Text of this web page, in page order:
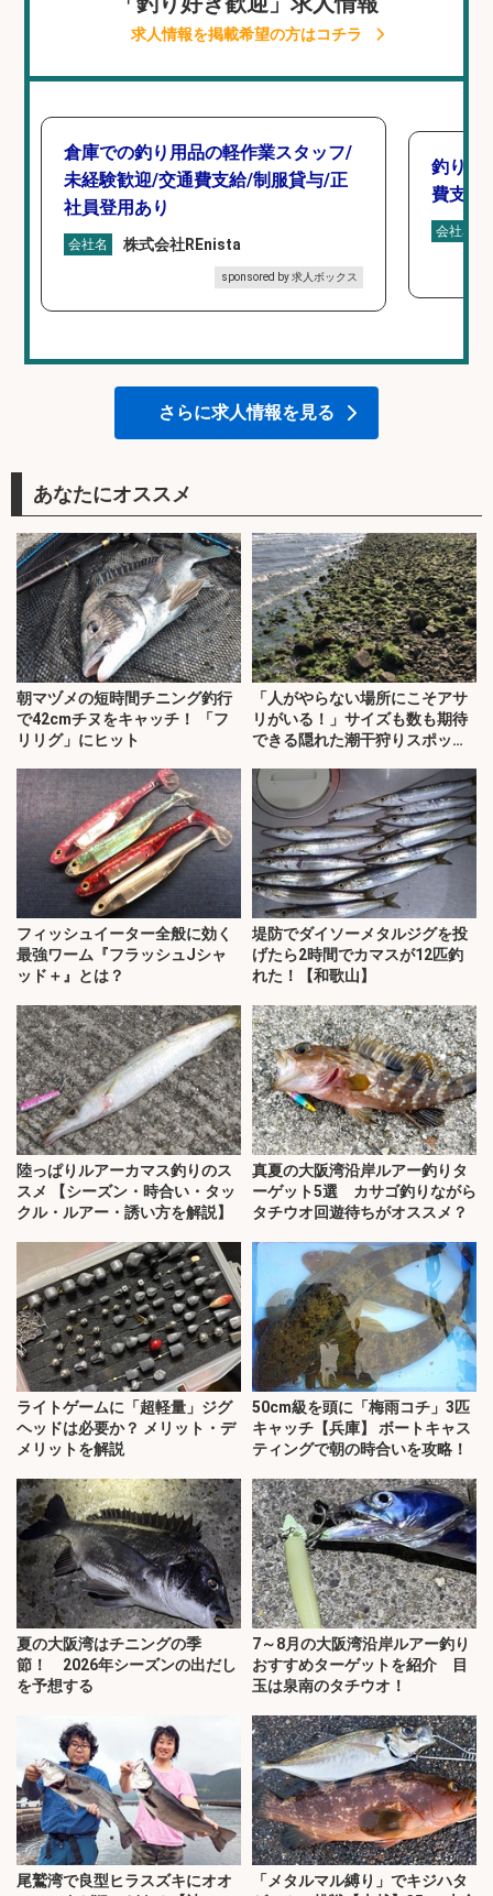
求人情報を掲載希望の方はコチラ
倉庫での釣り用品の軽作業スタッフ/
未経験歓迎/交通費支給/制服貸与/正
社員登用あり
会社名 株式会社REnista
sponsored by 求人ボックス
釣り具
費支給
会社名
さらに求人情報を見る
あなたにオススメ
朝マヅメの短時間チニング釣行
で42cmチヌをキャッチ！ 「フ
リリグ」にヒット
「人がやらない場所にこそアサ
リがいる！」サイズも数も期待
できる隠れた潮干狩りスポット
フィッシュイーター全般に効く
最強ワーム『フラッシュJシャ
ッド＋』とは？
堤防でダイソーメタルジグを投
げたら2時間でカマスが12匹釣
れた！【和歌山】
陸っぱりルアーカマス釣りのス
スメ 【シーズン・時合い・タッ
クル・ルアー・誘い方を解説】
真夏の大阪湾沿岸ルアー釣りタ
ーゲット5選 カサゴ釣りながら
タチウオ回遊待ちがオススメ？
ライトゲームに「超軽量」ジグ
ヘッドは必要か？ メリット・デ
メリットを解説
50cm級を頭に「梅雨コチ」3匹
キャッチ【兵庫】 ボートキャス
ティングで朝の時合いを攻略！
夏の大阪湾はチニングの季
節！ 2026年シーズンの出だし
を予想する
7～8月の大阪湾沿岸ルアー釣り
おすすめターゲットを紹介 目
玉は泉南のタチウオ！
尾鷲湾で良型ヒラスズキにオオ
「メタルマル縛り」でキジハタ